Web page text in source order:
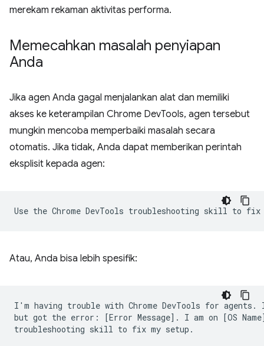
merekam rekaman aktivitas performa.
Memecahkan masalah penyiapan
Anda
Jika agen Anda gagal menjalankan alat dan memiliki
akses ke keterampilan Chrome DevTools, agen tersebut
mungkin mencoba memperbaiki masalah secara
otomatis. Jika tidak, Anda dapat memberikan perintah
eksplisit kepada agen:
Atau, Anda bisa lebih spesifik:
I'm having trouble with Chrome DevTools for
but got the error: [Error Message]. I am on [OS